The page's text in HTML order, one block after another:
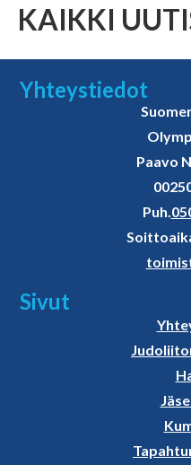
KAIKKI
Yhteystiedot
Paavo
Puh.
Sivut